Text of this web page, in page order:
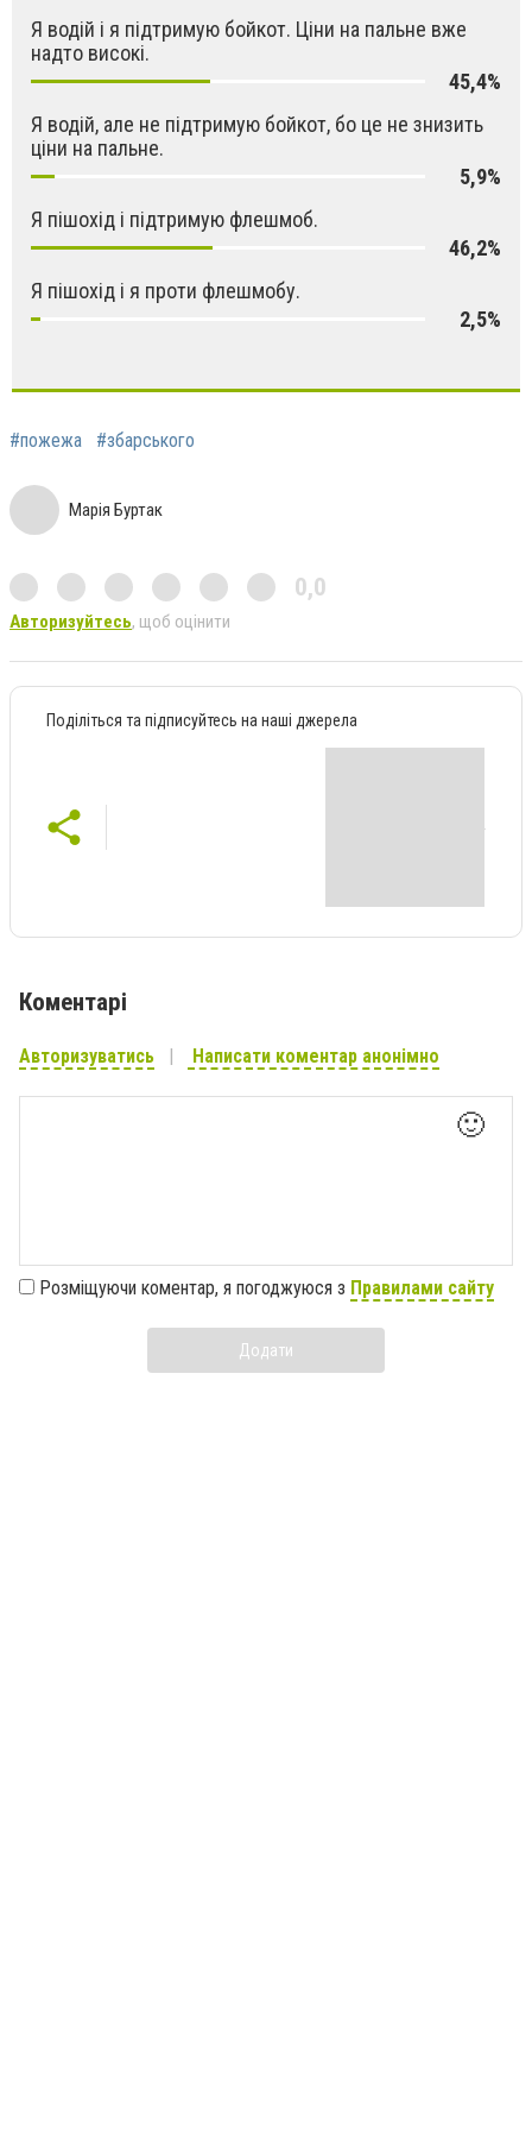
Я водій і я підтримую бойкот. Ціни на пальне вже
надто високі.
45,4%
Я водій, але не підтримую бойкот, бо це не знизить
ціни на пальне.
5,9%
Я пішохід і підтримую флешмоб.
46,2%
Я пішохід і я проти флешмобу.
2,5%
#пожежа #збарського
Марія Буртак
0,0
Авторизуйтесь, щоб оцінити
Поділіться та підписуйтесь на наші джерела
Коментарі
Авторизуватись Написати коментар анонімно
🙂
Розміщуючи коментар, я погоджуюся з Правилами сайту
Додати